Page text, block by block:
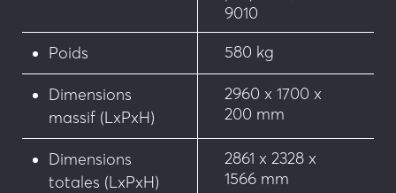
• Manchons de confort
• Protège talon
9010
Poids 580 kg
Dimensions
massif (LxPxH)
2960 x 1700 x
200 mm
Dimensions
totales (LxPxH)
2861 x 2328 x
1566 mm